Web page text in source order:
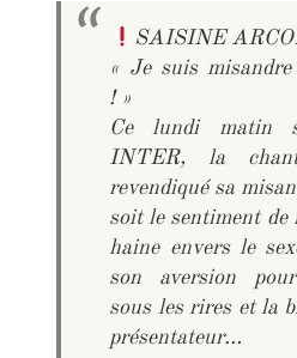
SAISINE
« Je suis
! »
Ce lundi matin
INTER, la
revendiqué sa
soit le sentiment de
haine envers le
son aversion
sous les rires et la
présentateur…